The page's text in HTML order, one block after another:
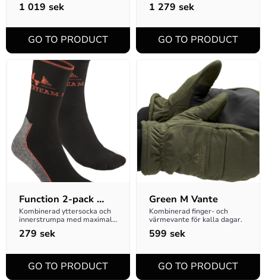
1 019 sek 1 279 sek
Function 2-pack
Socks Black 43-45
Kombinerad yttersocka och
innerstrumpa med maximal
komfort.
279 sek
Green M Vante
Kombinerad finger- och
värmevante för kalla dagar.
599 sek